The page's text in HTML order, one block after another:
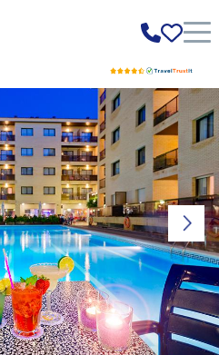
Gratis annuleren